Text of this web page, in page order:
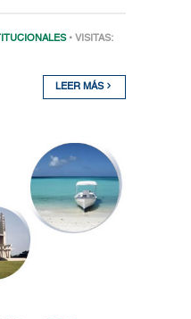
• VISITAS:
LEER MÁS